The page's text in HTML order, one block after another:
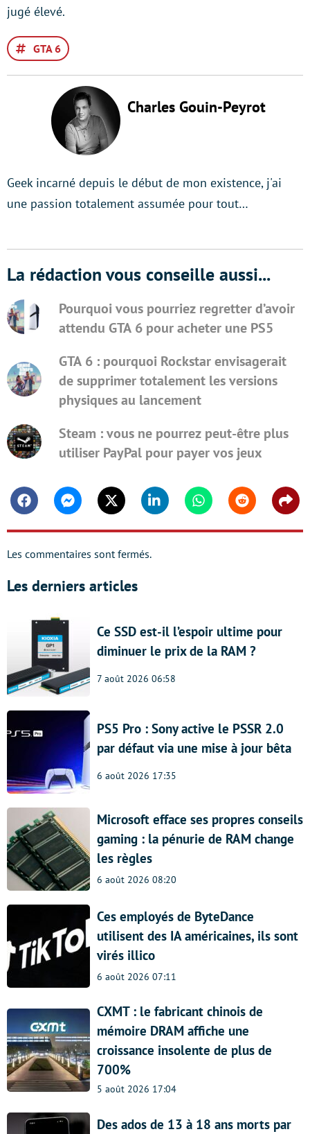
jugé élevé.
GTA 6
Charles Gouin-Peyrot
Geek incarné depuis le début de mon existence, j'ai
une passion totalement assumée pour tout…
La rédaction vous conseille aussi...
Pourquoi vous pourriez regretter d’avoir
attendu GTA 6 pour acheter une PS5
GTA 6 : pourquoi Rockstar envisagerait
de supprimer totalement les versions
physiques au lancement
Steam : vous ne pourrez peut-être plus
utiliser PayPal pour payer vos jeux
FacebookMessengerTwitter Linkedin WhatsappReddit
Les commentaires sont fermés.
Les derniers articles
Ce SSD est-il l’espoir ultime pour
diminuer le prix de la RAM ?
7 août 2026 06:58
PS5 Pro : Sony active le PSSR 2.0
par défaut via une mise à jour bêta
6 août 2026 17:35
Microsoft efface ses propres conseils
gaming : la pénurie de RAM change
les règles
6 août 2026 08:20
Ces employés de ByteDance
utilisent des IA américaines, ils sont
virés illico
6 août 2026 07:11
CXMT : le fabricant chinois de
mémoire DRAM affiche une
croissance insolente de plus de
700%
5 août 2026 17:04
Des ados de 13 à 18 ans morts par